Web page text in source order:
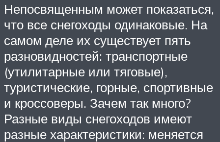
Непосвященным может показаться,
что все снегоходы одинаковые. На
самом деле их существует пять
разновидностей: транспортные
(утилитарные или тяговые),
туристические, горные, спортивные
и кроссоверы. Зачем так много?
Разные виды снегоходов имеют
разные характеристики: меняется